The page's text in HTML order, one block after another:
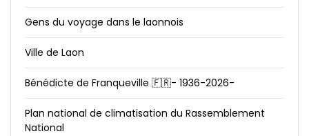
Gens du voyage dans le laonnois
Ville de Laon
Bénédicte de Franqueville 🇫🇷- 1936-2026-
Plan national de climatisation du Rassemblement
National